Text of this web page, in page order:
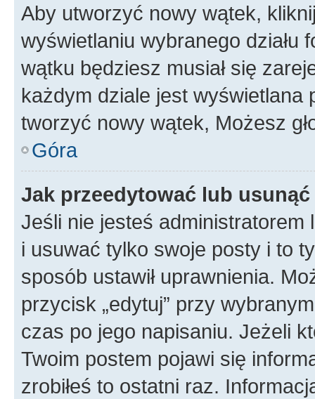
Aby utworzyć nowy wątek,
wyświetlaniu wybranego działu
wątku będziesz musiał się
każdym dziale jest wyświetlana
tworzyć nowy wątek, Możesz
Góra
Jak przeedytować lub
Jeśli nie jesteś
i usuwać tylko swoje posty i to
sposób ustawił uprawnienia.
przycisk „edytuj” przy
czas po jego napisaniu. Jeżeli
Twoim postem pojawi się
zrobiłeś to ostatni raz.